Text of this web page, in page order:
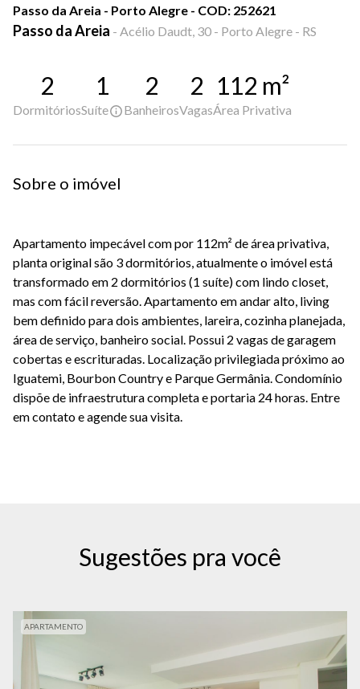
Passo da Areia - Porto Alegre - COD: 252621
Passo da Areia - Acélio Daudt, 30 - Porto Alegre - RS
2
Dormitórios
1
Suíte
2
Banheiros
2
Vagas
112 m²
Área Privativa
Sobre o imóvel
Apartamento impecável com por 112m² de área privativa,
planta original são 3 dormitórios, atualmente o imóvel está
transformado em 2 dormitórios (1 suíte) com lindo closet,
mas com fácil reversão. Apartamento em andar alto, living
bem definido para dois ambientes, lareira, cozinha planejada,
área de serviço, banheiro social. Possui 2 vagas de garagem
cobertas e escrituradas. Localização privilegiada próximo ao
Iguatemi, Bourbon Country e Parque Germânia. Condomínio
dispõe de infraestrutura completa e portaria 24 horas. Entre
em contato e agende sua visita.
Sugestões pra você
APARTAMENTO